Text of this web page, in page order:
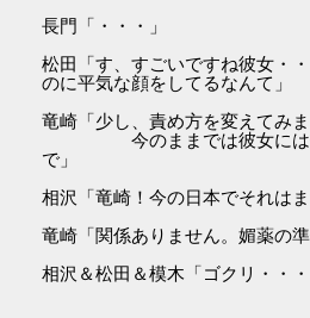
長門「・・・」
松田「す、すごいですね彼女・
のに平気な顔をしてるなんて」
竜崎「少し、責め方を変えてみま
今のままでは彼女には効
で」
相沢「竜崎！今の日本でそれはま
竜崎「関係ありません。媚薬の準
相沢＆松田＆模木「ゴクリ・・・